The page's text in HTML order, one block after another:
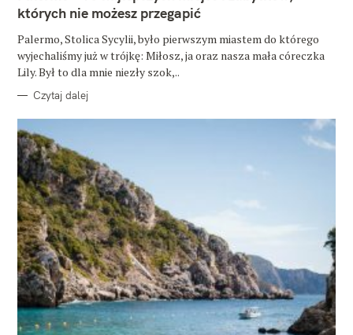
R
których nie możesz przegapić
Palermo, Stolica Sycylii, było pierwszym miastem do którego
wyjechaliśmy już w trójkę: Miłosz, ja oraz nasza mała córeczka
Lily. Był to dla mnie niezły szok,..
Czytaj dalej